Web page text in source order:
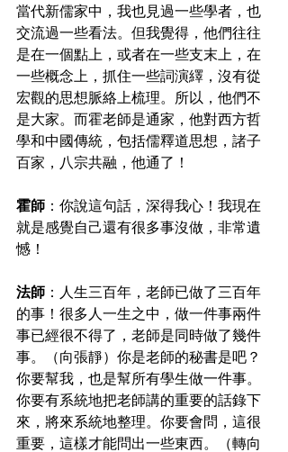
當代新儒家中，我也見過一些學者，也
交流過一些看法。但我覺得，他們往往
是在一個點上，或者在一些支末上，在
一些概念上，抓住一些詞演繹，沒有從
宏觀的思想脈絡上梳理。所以，他們不
是大家。而霍老師是通家，他對西方哲
學和中國傳統，包括儒釋道思想，諸子
百家，八宗共融，他通了！
霍師 ：你說這句話，深得我心！我現在
就是感覺自己還有很多事沒做，非常遺
憾！
法師 ：人生三百年，老師已做了三百年
的事！很多人一生之中，做一件事兩件
事已經很不得了，老師是同時做了幾件
事。（向張靜）你是老師的秘書是吧？
你要幫我，也是幫所有學生做一件事。
你要有系統地把老師講的重要的話錄下
來，將來系統地整理。你要會問，這很
重要，這樣才能問出一些東西。（轉向